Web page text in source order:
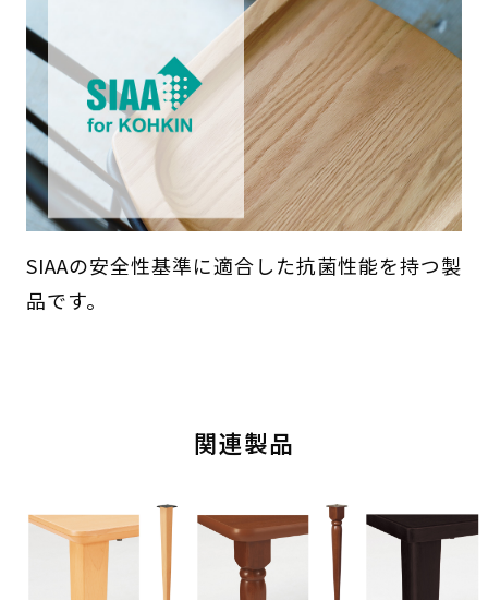
SIAAの安全性基準に適合した抗菌性能を持つ製
品です。
関連製品